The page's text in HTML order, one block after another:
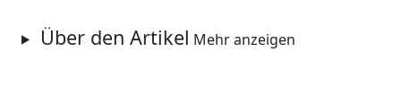
Über den Artikel Mehr anzeigen